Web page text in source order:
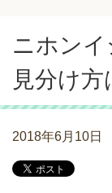
ニホンイ
見分け方
2018年6月10日